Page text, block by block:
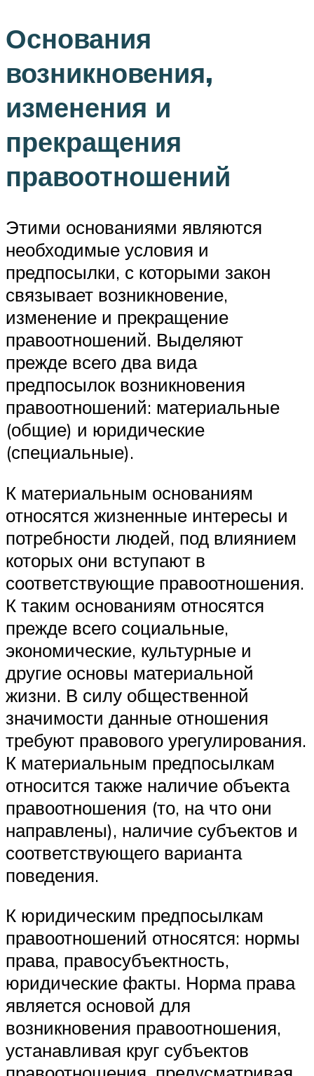
Основания
возникновения,
изменения и
прекращения
правоотношений
Этими основаниями являются
необходимые условия и
предпосылки, с которыми закон
связывает возникновение,
изменение и прекращение
правоотношений. Выделяют
прежде всего два вида
предпосылок возникновения
правоотношений: материальные
(общие) и юридические
(специальные).
К материальным основаниям
относятся жизненные интересы и
потребности людей, под влиянием
которых они вступают в
соответствующие правоотношения.
К таким основаниям относятся
прежде всего социальные,
экономические, культурные и
другие основы материальной
жизни. В силу общественной
значимости данные отношения
требуют правового урегулирования.
К материальным предпосылкам
относится также наличие объекта
правоотношения (то, на что они
направлены), наличие субъектов и
соответствующего варианта
поведения.
К юридическим предпосылкам
правоотношений относятся: нормы
права, правосубъектность,
юридические факты. Норма права
является основой для
возникновения правоотношения,
устанавливая круг субъектов